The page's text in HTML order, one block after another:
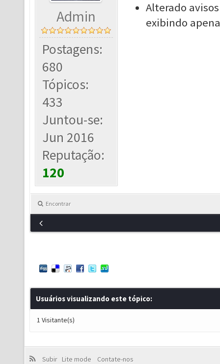
Admin
Postagens:
680
Tópicos:
433
Juntou-se:
Jun 2016
Reputação:
120
Alterado
exibindo
Encontrar
Usuários visualizando este tópico:
1 Visitante(s)
Subir Lite mode
Contate-nos